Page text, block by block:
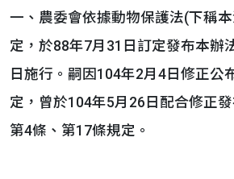
一、農委會依據動物保護法(下稱
定，於88年7月31日訂定發布本辦
日施行。嗣因104年2月4日修正公
定，曾於104年5月26日配合修正
第4條、第17條規定。